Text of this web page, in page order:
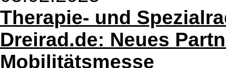
Therapie- und
Dreirad.de: Neues
Mobilitätsmesse